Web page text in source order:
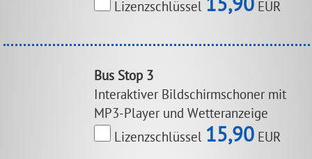
Lizenzschlüssel 15,90 EUR
Bus Stop 3
Interaktiver Bildschirmschoner mit
MP3-Player und Wetteranzeige
Lizenzschlüssel 15,90 EUR